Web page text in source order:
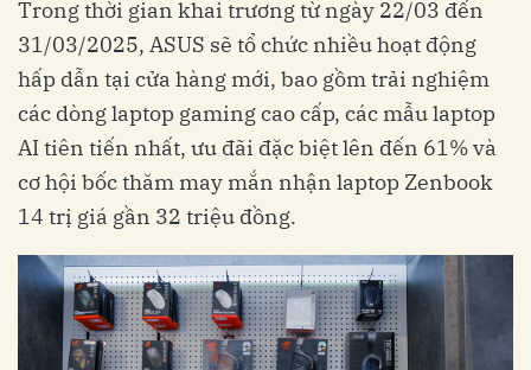
Trong thời gian khai trương từ ngày 22/03 đến
31/03/2025, ASUS sẽ tổ chức nhiều hoạt động
hấp dẫn tại cửa hàng mới, bao gồm trải nghiệm
các dòng laptop gaming cao cấp, các mẫu laptop
AI tiên tiến nhất, ưu đãi đặc biệt lên đến 61% và
cơ hội bốc thăm may mắn nhận laptop Zenbook
14 trị giá gần 32 triệu đồng.